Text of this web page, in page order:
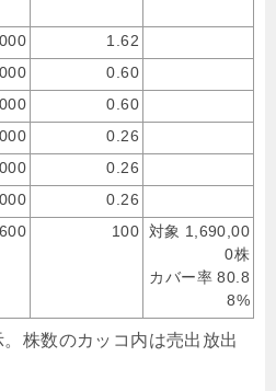
1.62
0.60
0.60
0.26
0.26
0.26
100 対象 1,690,00
0株
カバー率 80.8
8%
株数のカッコ内は売出放出